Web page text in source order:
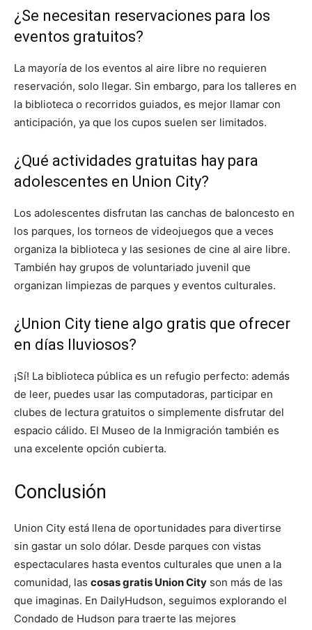
¿Se necesitan reservaciones para los
eventos gratuitos?
La mayoría de los eventos al aire libre no requieren
reservación, solo llegar. Sin embargo, para los talleres en
la biblioteca o recorridos guiados, es mejor llamar con
anticipación, ya que los cupos suelen ser limitados.
¿Qué actividades gratuitas hay para
adolescentes en Union City?
Los adolescentes disfrutan las canchas de baloncesto en
los parques, los torneos de videojuegos que a veces
organiza la biblioteca y las sesiones de cine al aire libre.
También hay grupos de voluntariado juvenil que
organizan limpiezas de parques y eventos culturales.
¿Union City tiene algo gratis que ofrecer
en días lluviosos?
¡Sí! La biblioteca pública es un refugio perfecto: además
de leer, puedes usar las computadoras, participar en
clubes de lectura gratuitos o simplemente disfrutar del
espacio cálido. El Museo de la Inmigración también es
una excelente opción cubierta.
Conclusión
Union City está llena de oportunidades para divertirse
sin gastar un solo dólar. Desde parques con vistas
espectaculares hasta eventos culturales que unen a la
comunidad, las cosas gratis Union City son más de las
que imaginas. En DailyHudson, seguimos explorando el
Condado de Hudson para traerte las mejores